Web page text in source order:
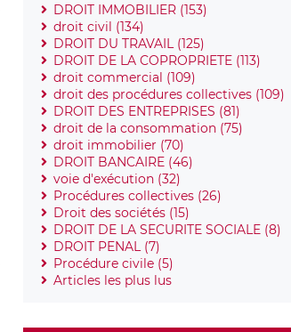
DROIT IMMOBILIER (153)
droit civil (134)
DROIT DU TRAVAIL (125)
DROIT DE LA COPROPRIETE (113)
droit commercial (109)
droit des procédures collectives (109)
DROIT DES ENTREPRISES (81)
droit de la consommation (75)
droit immobilier (70)
DROIT BANCAIRE (46)
voie d'exécution (32)
Procédures collectives (26)
Droit des sociétés (15)
DROIT DE LA SECURITE SOCIALE (8)
DROIT PENAL (7)
Procédure civile (5)
Articles les plus lus